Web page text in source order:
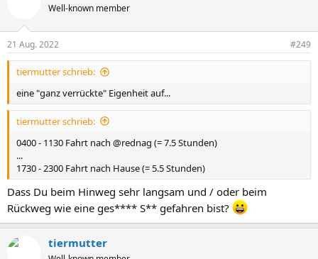
Well-known member
21 Aug. 2022 #249
tiermutter schrieb:
eine "ganz verrückte" Eigenheit auf...
tiermutter schrieb:
0400 - 1130 Fahrt nach @rednag (= 7.5 Stunden)
...
1730 - 2300 Fahrt nach Hause (= 5.5 Stunden)
Dass Du beim Hinweg sehr langsam und / oder beim
Rückweg wie eine ges**** S** gefahren bist?
tiermutter